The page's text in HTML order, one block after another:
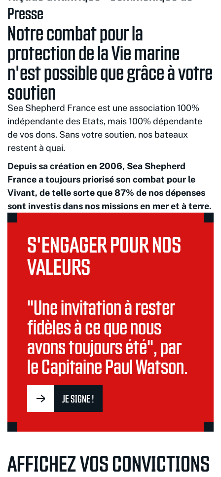
Presse
Notre combat pour la
protection de la Vie marine
n'est possible que grâce à votre
soutien
Sea Shepherd France est une association 100%
indépendante des Etats, mais 100% dépendante
de vos dons. Sans votre soutien, nos bateaux
restent à quai.
Depuis sa création en 2006, Sea Shepherd
France a toujours priorisé son combat pour le
Vivant, de telle sorte que 87% de nos dépenses
sont investis dans nos missions en mer et à terre.
S'ENGAGER POUR NOS
VALEURS
"Une invitation à rester
fidèles à ce que nous
avons toujours été", par
le Capitaine Paul Watson.
JE SIGNE !
AFFICHEZ VOS CONVICTIONS